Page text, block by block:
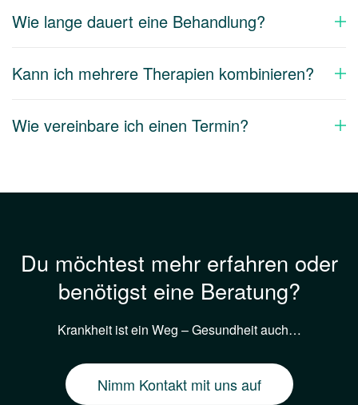
Wie lange dauert eine Behandlung?
Kann ich mehrere Therapien kombinieren?
Wie vereinbare ich einen Termin?
Du möchtest mehr erfahren oder
benötigst eine Beratung?
Krankheit ist ein Weg – Gesundheit auch…
Nimm Kontakt mit uns auf